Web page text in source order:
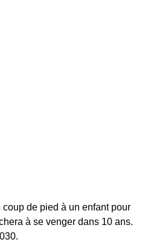
de pied à un enfant pour
à se venger dans 10 ans.